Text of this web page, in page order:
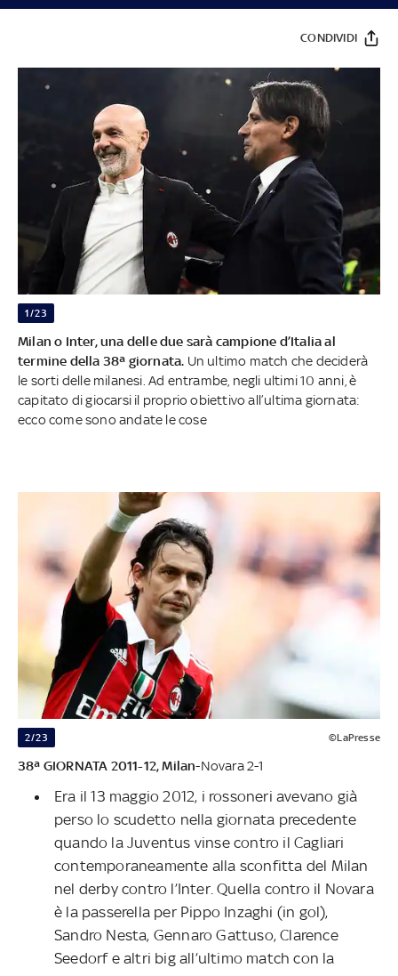
CONDIVIDI
1/23
Milan o Inter, una delle due sarà campione d’Italia al
termine della 38ª giornata. Un ultimo match che deciderà
le sorti delle milanesi. Ad entrambe, negli ultimi 10 anni, è
capitato di giocarsi il proprio obiettivo all’ultima giornata:
ecco come sono andate le cose
2/23 ©LaPresse
38ª GIORNATA 2011-12, Milan-Novara 2-1
Era il 13 maggio 2012, i rossoneri avevano già
perso lo scudetto nella giornata precedente
quando la Juventus vinse contro il Cagliari
contemporaneamente alla sconfitta del Milan
nel derby contro l’Inter. Quella contro il Novara
è la passerella per Pippo Inzaghi (in gol),
Sandro Nesta, Gennaro Gattuso, Clarence
Seedorf e altri big all’ultimo match con la